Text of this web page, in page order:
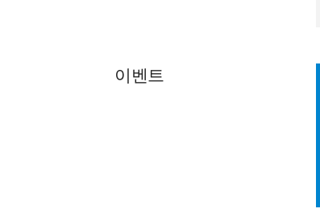
이벤트